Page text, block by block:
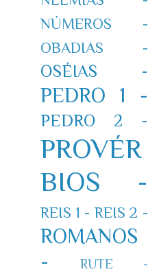
NÚMEROS -
OBADIAS -
OSÉIAS -
PEDRO 1 -
PEDRO 2 -
PROVÉR
BIOS -
REIS 1 - REIS 2 -
ROMANOS
-
RUTE -